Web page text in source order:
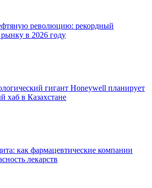
революцию: рекордный
в 2026 году
гигант Honeywell планирует
хаб в Казахстане
как фармацевтические компании
лекарств